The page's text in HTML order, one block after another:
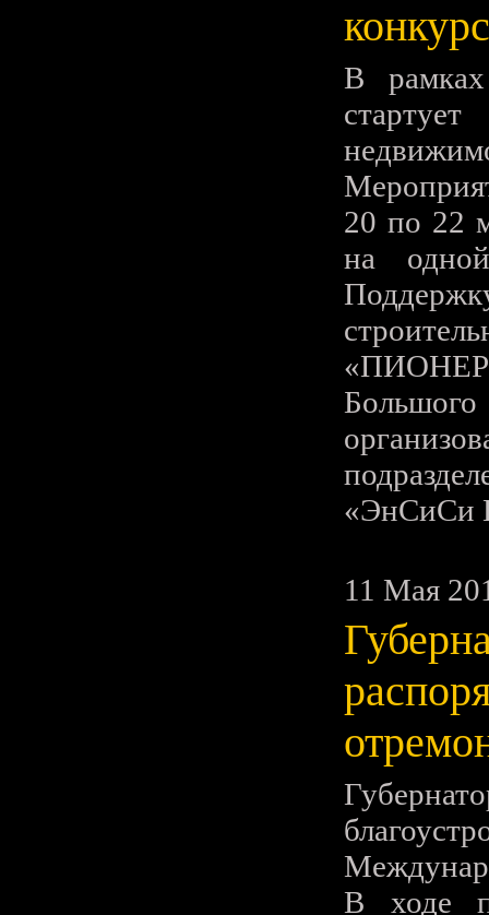
В
20 по 22
на
«ЭнСиСи
11 Мая
В ходе